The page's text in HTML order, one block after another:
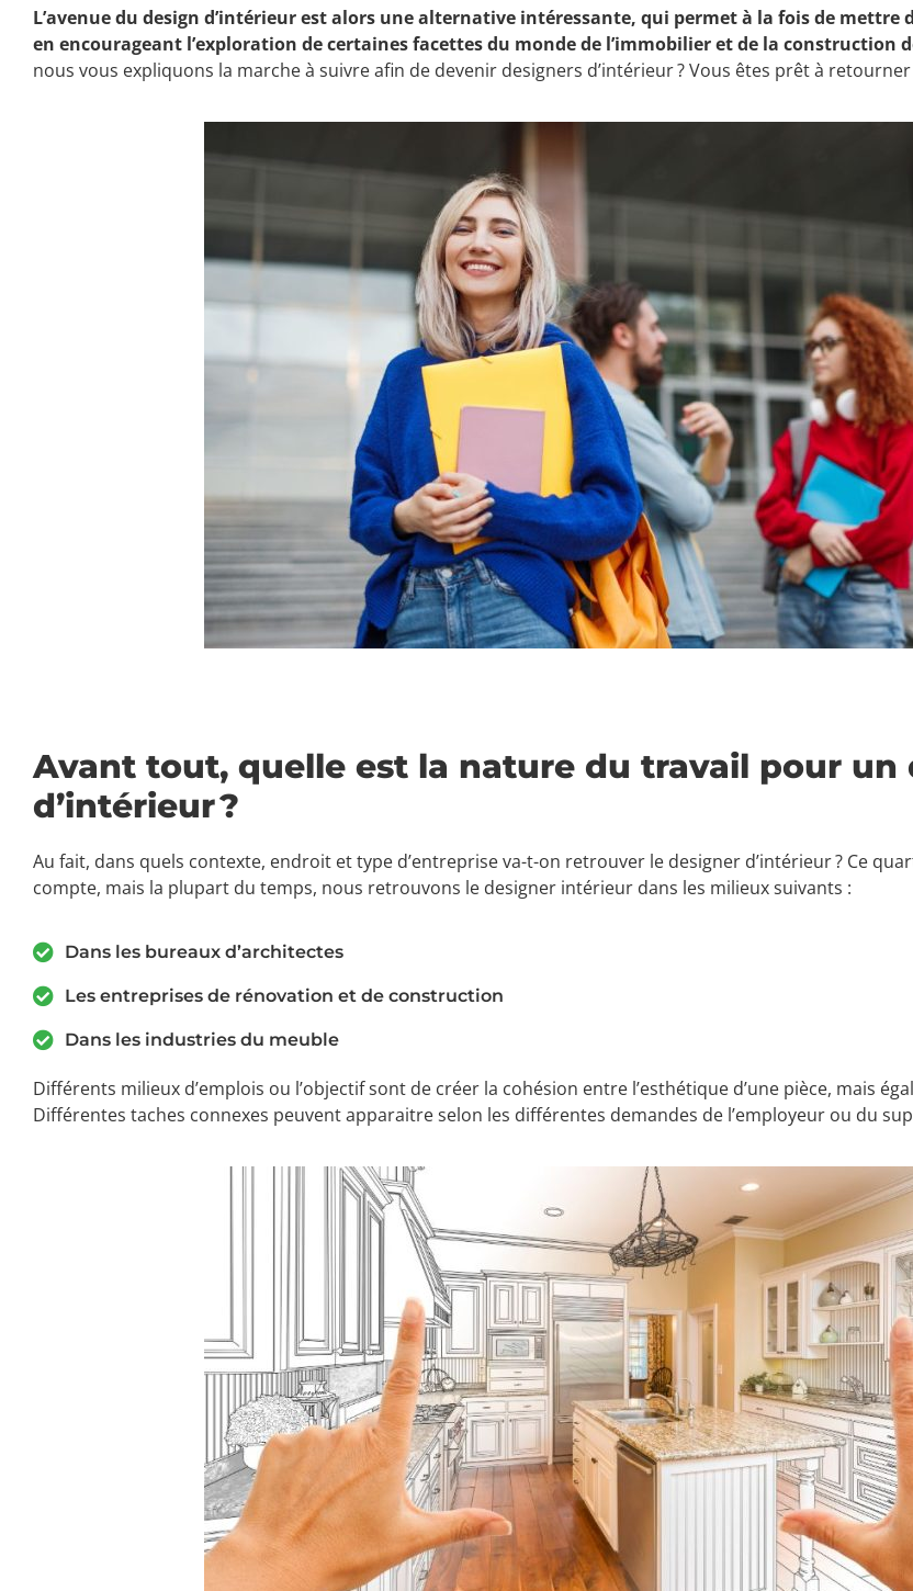
L’avenue du design d’intérieur est alors une alternative intéressante, qui permet à la fois de mettre
en encourageant l’exploration de certaines facettes du monde de l’immobilier et de la construction
nous vous expliquons la marche à suivre afin de devenir designers d’intérieur ? Vous êtes prêt à retourner
Avant tout, quelle est la nature du travail pour un
d’intérieur ?
Au fait, dans quels contexte, endroit et type d’entreprise va-t-on retrouver le designer d’intérieur ? Ce
compte, mais la plupart du temps, nous retrouvons le designer intérieur dans les milieux suivants :
Dans les bureaux d’architectes
Les entreprises de rénovation et de construction
Dans les industries du meuble
Différents milieux d’emplois ou l’objectif sont de créer la cohésion entre l’esthétique d’une pièce, mais
Différentes taches connexes peuvent apparaitre selon les différentes demandes de l’employeur ou du